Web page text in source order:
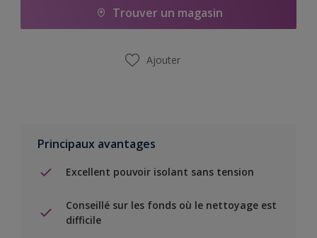
Trouver un magasin
Ajouter
Principaux avantages
Excellent pouvoir isolant sans tension
Conseillé sur les fonds où le nettoyage est
difficile